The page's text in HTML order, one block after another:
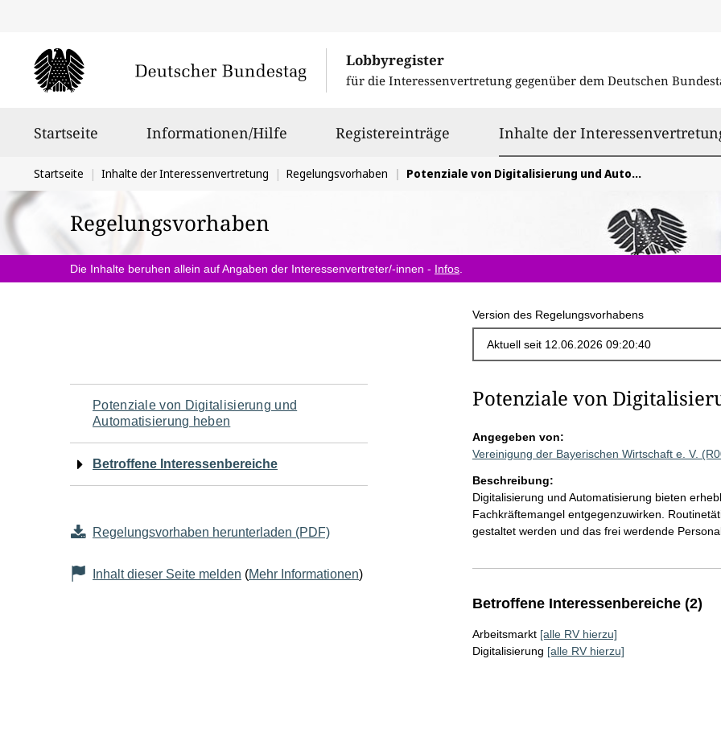
Lobbyregister
für die Interessenvertretung gegenüber dem Deutschen
Startseite Informationen/Hilfe Registereinträge Inhalte der
Sie
befinden
sich
hier:
Startseite Inhalte der Interessenvertretung Regelungsvorhaben Potenziale von Digitalisierung und Automatisierung heben
Regelungsvorhaben
Die Inhalte beruhen allein auf Angaben der Interessenvertreter/-innen - Infos
Version des Regelungsvorhabens
Navigation
für
den
Seiteninhalt
Potenziale von Digitalisierung und
Automatisierung heben
Betroffene Interessenbereiche
Regelungsvorhaben herunterladen (PDF)
Inhalt dieser Seite melden (Mehr Informationen)
Potenziale von
Angegeben von:
Vereinigung der Bayerischen Wirtschaft e. V.
Beschreibung:
Digitalisierung und Automatisierung bieten
Fachkräftemangel entgegenzuwirken.
gestaltet werden und das frei werdende
Betroffene Interessenbereiche (2)
Arbeitsmarkt [alle RV hierzu]
Digitalisierung [alle RV hierzu]